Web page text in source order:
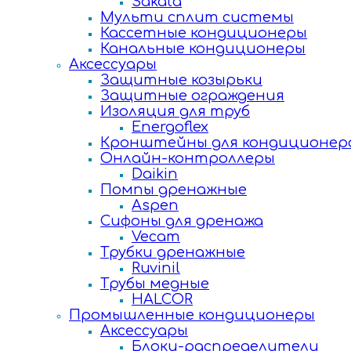
Мульти сплит системы
Кассетные кондиционеры
Канальные кондиционеры
Аксессуары
Защитные козырьки
Защитные ограждения
Изоляция для труб
Energoflex
Кронштейны для
Онлайн-контроллеры
Daikin
Помпы дренажные
Aspen
Сифоны для дренажа
Vecam
Трубки дренажные
Ruvinil
Трубы медные
HALCOR
Промышленные кондиционеры
Аксессуары
Блоки-распределители